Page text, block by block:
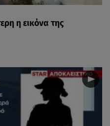
η εικόνα της